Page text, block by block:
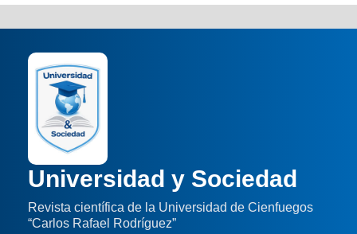
Universidad y Sociedad
Revista científica de la Universidad de Cienfuegos
“Carlos Rafael Rodríguez”